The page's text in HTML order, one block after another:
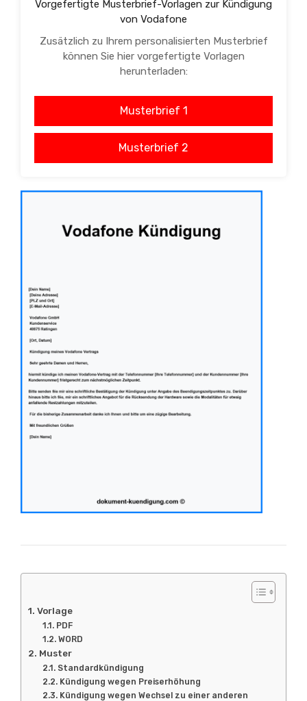
Vorgefertigte Musterbrief-Vorlagen zur Kündigung
von Vodafone
Zusätzlich zu Ihrem personalisierten Musterbrief
können Sie hier vorgefertigte Vorlagen
herunterladen:
Musterbrief 1
Musterbrief 2
Vorlage
PDF
WORD
Muster
Standardkündigung
Kündigung wegen Preiserhöhung
Kündigung wegen Wechsel zu einer anderen